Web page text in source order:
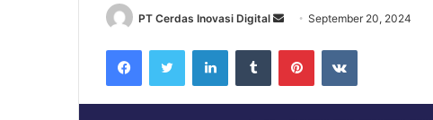
PT Cerdas Inovasi Digital
d
a
September 20, 2024